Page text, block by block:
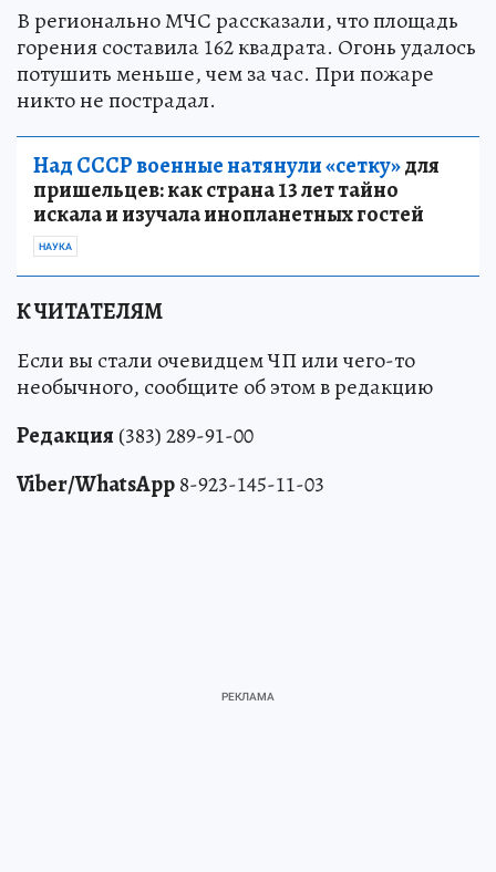
В регионально МЧС рассказали, что площадь
горения составила 162 квадрата. Огонь удалось
потушить меньше, чем за час. При пожаре
никто не пострадал.
Над СССР военные натянули «сетку»для
пришельцев: как страна 13 лет тайно
искала и изучала инопланетных гостей
НАУКА
К ЧИТАТЕЛЯМ
Если вы стали очевидцем ЧП или чего-то
необычного, сообщите об этом в редакцию
Редакция (383) 289-91-00
Viber/WhatsApp8-923-145-11-03